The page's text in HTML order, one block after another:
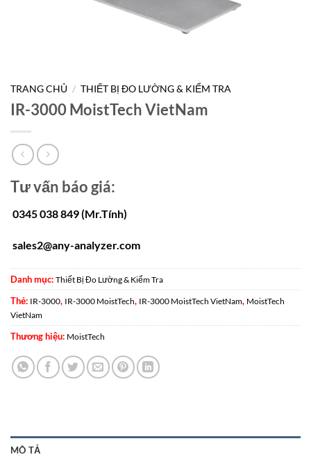
TRANG CHỦ / THIẾT BỊ ĐO LƯỜNG & KIỂM TRA
IR-3000 MoistTech VietNam
Tư vấn báo giá:
0345 038 849 (Mr.Tính)
sales2@any-analyzer.com
Danh mục: Thiết Bị Đo Lường & Kiểm Tra
Thẻ: IR-3000, IR-3000 MoistTech, IR-3000 MoistTech VietNam, MoistTech
VietNam
Thương hiệu: MoistTech
MÔ TẢ